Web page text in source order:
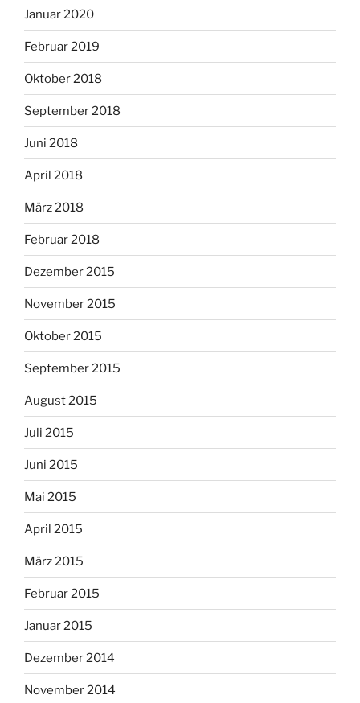
Januar 2020
Februar 2019
Oktober 2018
September 2018
Juni 2018
April 2018
März 2018
Februar 2018
Dezember 2015
November 2015
Oktober 2015
September 2015
August 2015
Juli 2015
Juni 2015
Mai 2015
April 2015
März 2015
Februar 2015
Januar 2015
Dezember 2014
November 2014